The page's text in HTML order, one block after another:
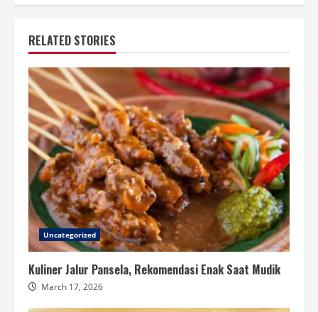
RELATED STORIES
Uncategorized
Kuliner Jalur Pansela, Rekomendasi Enak Saat Mudik
March 17, 2026